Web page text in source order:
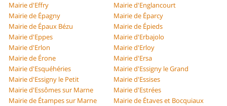
Mairie d'Effry
Mairie d'Englancourt
Mairie de Épagny
Mairie de Éparcy
Mairie de Épaux Bézu
Mairie de Épieds
Mairie d'Eppes
Mairie d'Erbajolo
Mairie d'Erlon
Mairie d'Erloy
Mairie de Érone
Mairie d'Ersa
Mairie d'Esquéhéries
Mairie d'Essigny le Grand
Mairie d'Essigny le Petit
Mairie d'Essises
Mairie d'Essômes sur Marne
Mairie d'Estrées
Mairie de Étampes sur Marne
Mairie de Étaves et Bocquiaux